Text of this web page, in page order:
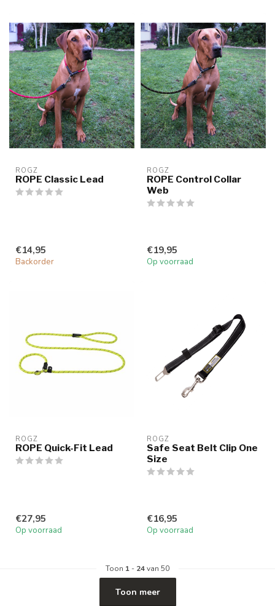
ROGZ
ROPE Classic Lead
€14,95
Backorder
ROGZ
ROPE Control Collar
Web
€19,95
Op voorraad
ROGZ
ROPE Quick-Fit Lead
€27,95
Op voorraad
ROGZ
Safe Seat Belt Clip One
Size
€16,95
Op voorraad
Toon 1 - 24van 50
Toon meer